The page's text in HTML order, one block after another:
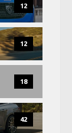
12
12
18
42